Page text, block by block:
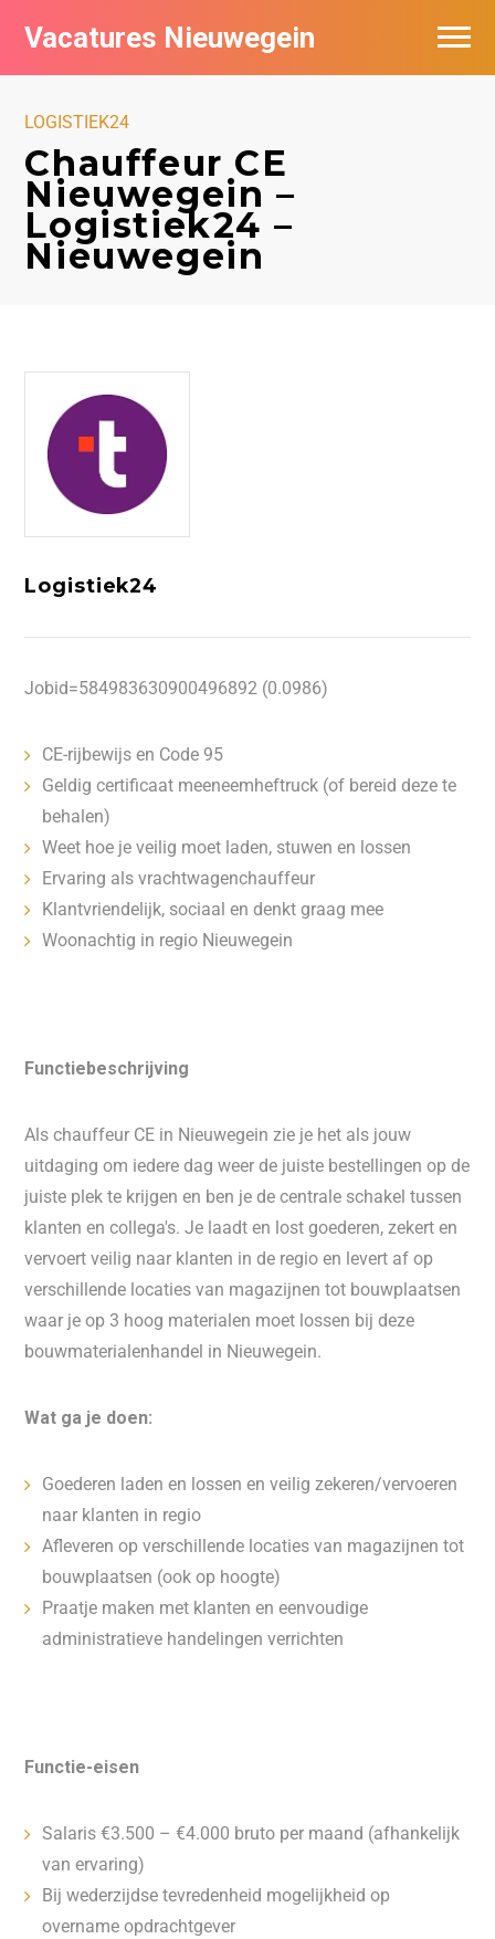
Vacatures Nieuwegein
LOGISTIEK24
Chauffeur CE
Nieuwegein –
Logistiek24 –
Nieuwegein
Logistiek24
Jobid=584983630900496892 (0.0986)
CE-rijbewijs en Code 95
Geldig certificaat meeneemheftruck (of bereid deze te
behalen)
Weet hoe je veilig moet laden, stuwen en lossen
Ervaring als vrachtwagenchauffeur
Klantvriendelijk, sociaal en denkt graag mee
Woonachtig in regio Nieuwegein
Functiebeschrijving
Als chauffeur CE in Nieuwegein zie je het als jouw
uitdaging om iedere dag weer de juiste bestellingen op de
juiste plek te krijgen en ben je de centrale schakel tussen
klanten en collega's. Je laadt en lost goederen, zekert en
vervoert veilig naar klanten in de regio en levert af op
verschillende locaties van magazijnen tot bouwplaatsen
waar je op 3 hoog materialen moet lossen bij deze
bouwmaterialenhandel in Nieuwegein.
Wat ga je doen:
Goederen laden en lossen en veilig zekeren/vervoeren
naar klanten in regio
Afleveren op verschillende locaties van magazijnen tot
bouwplaatsen (ook op hoogte)
Praatje maken met klanten en eenvoudige
administratieve handelingen verrichten
Functie-eisen
Salaris €3.500 – €4.000 bruto per maand (afhankelijk
van ervaring)
Bij wederzijdse tevredenheid mogelijkheid op
overname opdrachtgever
Vacatures per bedrijf in Nieuwegein